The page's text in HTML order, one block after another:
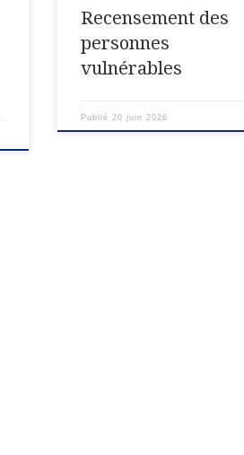
Recensement des
personnes
vulnérables
Publié 20 juin 2026